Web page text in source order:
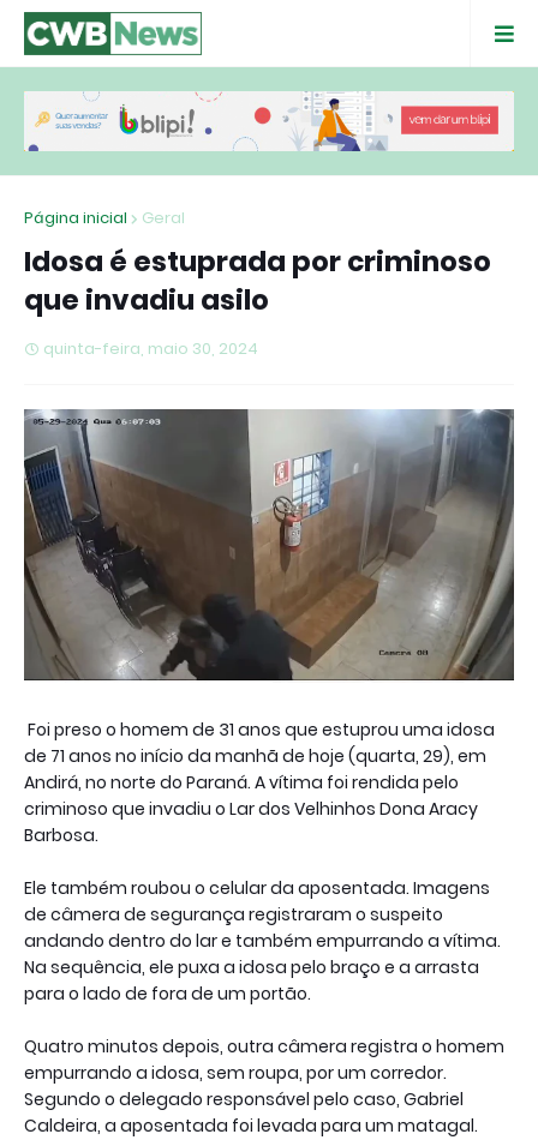
Página inicial Geral
Idosa é estuprada por criminoso
que invadiu asilo
quinta-feira, maio 30, 2024
Foi preso o homem de 31 anos que estuprou uma idosa
de 71 anos no início da manhã de hoje (quarta, 29), em
Andirá, no norte do Paraná. A vítima foi rendida pelo
criminoso que invadiu o Lar dos Velhinhos Dona Aracy
Barbosa.
Ele também roubou o celular da aposentada. Imagens
de câmera de segurança registraram o suspeito
andando dentro do lar e também empurrando a vítima.
Na sequência, ele puxa a idosa pelo braço e a arrasta
para o lado de fora de um portão.
Quatro minutos depois, outra câmera registra o homem
empurrando a idosa, sem roupa, por um corredor.
Segundo o delegado responsável pelo caso, Gabriel
Caldeira, a aposentada foi levada para um matagal.